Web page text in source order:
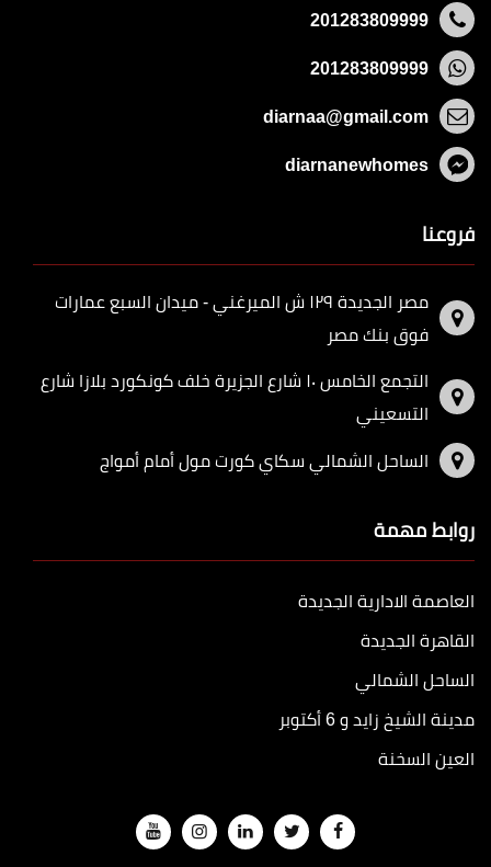
201283809999
201283809999
diarnaa@gmail.com
diarnanewhomes
فروعنا
مصر الجديدة ١٢٩ ش الميرغني - ميدان السبع عمارات
فوق بنك مصر
التجمع الخامس ١٠ شارع الجزيرة خلف كونكورد بلازا شارع
التسعيني
الساحل الشمالي سكاي كورت مول أمام أمواج
روابط مهمة
العاصمة الادارية الجديدة
القاهرة الجديدة
الساحل الشمالي
مدينة الشيخ زايد و 6 أكتوبر
العين السخنة